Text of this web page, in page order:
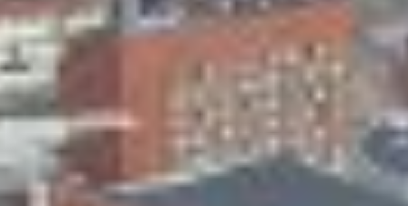
Skeittihalli
Varhaiskasvatus
Ateria- ja välipalamaksut
Mämminiemi